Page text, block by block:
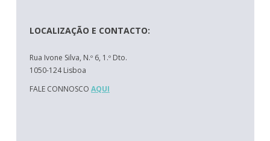
LOCALIZAÇÃO E CONTACTO:
Rua Ivone Silva, N.º 6, 1.º Dto.
1050-124 Lisboa
FALE CONNOSCO AQUI